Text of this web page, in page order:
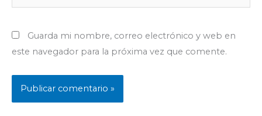
Guarda mi nombre, correo electrónico y web en
este navegador para la próxima vez que comente.